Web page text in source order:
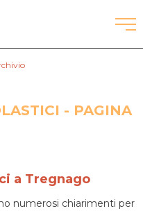
- PAGINA
a Tregnago
numerosi chiarimenti per